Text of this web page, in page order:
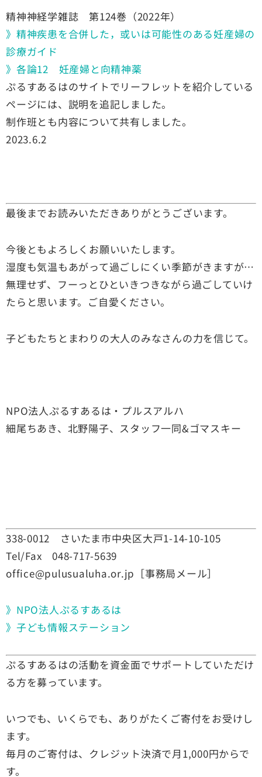
精神神経学雑誌 第124巻（2022年）
》精神疾患を合併した，或いは可能性のある妊産婦の
診療ガイド
》各論12 妊産婦と向精神薬
ぷるすあるはのサイトでリーフレットを紹介している
ページには、説明を追記しました。
制作班とも内容について共有しました。
2023.6.2
最後までお読みいただきありがとうございます。
今後ともよろしくお願いいたします。
湿度も気温もあがって過ごしにくい季節がきますが…
無理せず、フーっとひといきつきながら過ごしていけ
たらと思います。ご自愛ください。
子どもたちとまわりの大人のみなさんの力を信じて。
NPO法人ぷるすあるは・プルスアルハ
細尾ちあき、北野陽子、スタッフ一同&ゴマスキー
338-0012 さいたま市中央区大戸1-14-10-105
Tel/Fax 048-717-5639
office@pulusualuha.or.jp ［事務局メール］
》NPO法人ぷるすあるは
》子ども情報ステーション
ぷるすあるはの活動を資金面でサポートしていただけ
る方を募って います。
いつでも、いくらでも、ありがたくご寄付をお受けし
ます。
毎月のご寄付は、クレジット決済で月1,000円からで
す。